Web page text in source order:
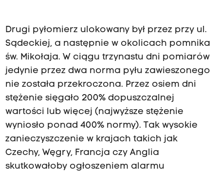
Drugi pyłomierz ulokowany był przez przy ul.
Sądeckiej, a następnie w okolicach pomnika
św. Mikołaja. W ciągu trzynastu dni pomiarów
jedynie przez dwa norma pyłu zawieszonego
nie została przekroczona. Przez osiem dni
stężenie sięgało 200% dopuszczalnej
wartości lub więcej (najwyższe stężenie
wyniosło ponad 400% normy). Tak wysokie
zanieczyszczenie w krajach takich jak
Czechy, Węgry, Francja czy Anglia
skutkowałoby ogłoszeniem alarmu